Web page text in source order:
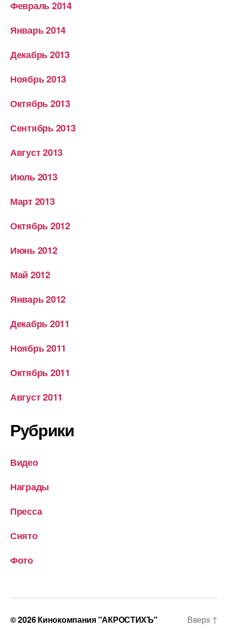
Февраль 2014
Январь 2014
Декабрь 2013
Ноябрь 2013
Октябрь 2013
Сентябрь 2013
Август 2013
Июль 2013
Март 2013
Октябрь 2012
Июнь 2012
Май 2012
Январь 2012
Декабрь 2011
Ноябрь 2011
Октябрь 2011
Август 2011
Рубрики
Видео
Награды
Пресса
Снято
Фото
© 2026Кинокомпания "АКРОСТИХЪ" Вверх ↑